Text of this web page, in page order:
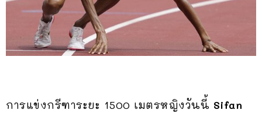
การแข่งกรีฑาระยะ 1500 เมตรหญิงวันนี้ Sifan